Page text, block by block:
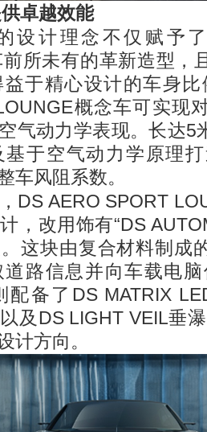
卓越效能
计理念不仅赋予了
所未有的革新造型，
于精心设计的车身
概念车可实现
气动力学表现。长达5
于空气动力学原理
车风阻系数。
AERO SPORT
，改用饰有“DS
这块由复合材料制成
路信息并向车载电
备了DS MATRIX
及DS LIGHT VEIL垂
计方向。